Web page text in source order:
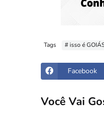
Tags # isso é
Facebook
Você Vai